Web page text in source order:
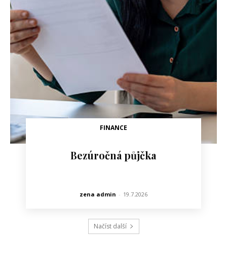
FINANCE
Bezúročná půjčka
zena admin - 19.7.2026
Načíst další